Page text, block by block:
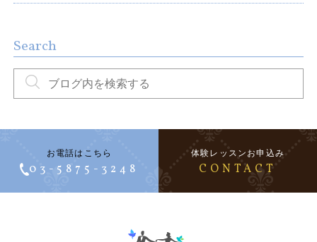
Search
お電話はこちら
03-5875-3248
体験レッスンお申込み
CONTACT